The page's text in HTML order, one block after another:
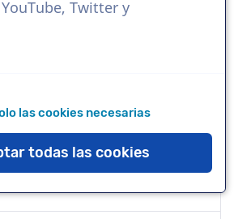
Cálida, Suave,
Twitter y
las cookies necesarias
todas las cookies